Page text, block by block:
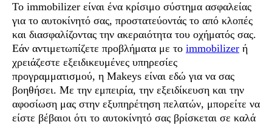
Το immobilizer είναι ένα κρίσιμο σύστημα ασφαλείας
για το αυτοκίνητό σας, προστατεύοντάς το από κλοπές
και διασφαλίζοντας την ακεραιότητα του οχήματός σας.
Εάν αντιμετωπίζετε προβλήματα με το immobilizerή
χρειάζεστε εξειδικευμένες υπηρεσίες
προγραμματισμού, η Makeys είναι εδώ για να σας
βοηθήσει. Με την εμπειρία, την εξειδίκευση και την
αφοσίωση μας στην εξυπηρέτηση πελατών, μπορείτε να
είστε βέβαιοι ότι το αυτοκίνητό σας βρίσκεται σε καλά